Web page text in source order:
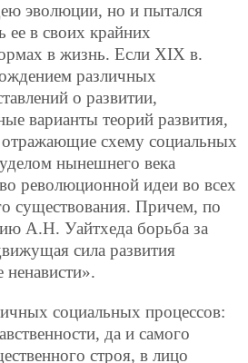
эволюции, но и пытался
ее в своих крайних
в жизнь. Если XIX в.
различных
о развитии,
варианты теорий развития,
отражающие схему социальных
нынешнего века
революционной идеи во всех
существования. Причем, по
А.Н. Уайтхеда борьба за
сила развития
ненависти».
социальных процессов:
да и самого
строя, в лицо